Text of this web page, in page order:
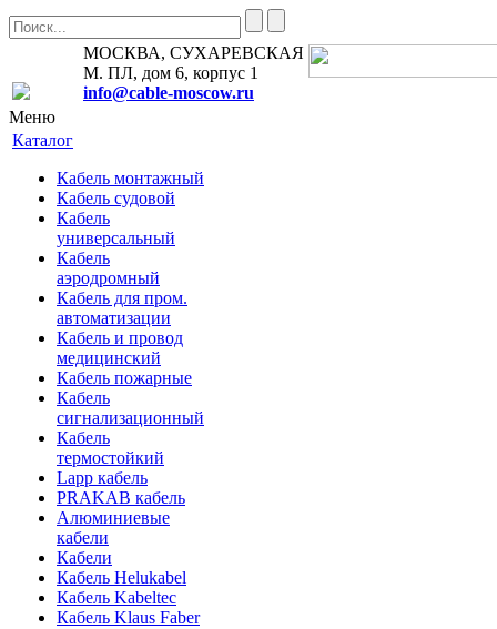
МОСКВА, СУХАРЕВСКАЯ
М. ПЛ, дом 6, корпус 1
info@cable-moscow.ru
Меню
Каталог
Кабель монтажный
Кабель судовой
Кабель
универсальный
Кабель
аэродромный
Кабель для пром.
автоматизации
Кабель и провод
медицинский
Кабель пожарные
Кабель
сигнализационный
Кабель
термостойкий
Lapp кабель
PRAKAB кабель
Алюминиевые
кабели
Кабели
Кабель Helukabel
Кабель Kabeltec
Кабель Klaus Faber